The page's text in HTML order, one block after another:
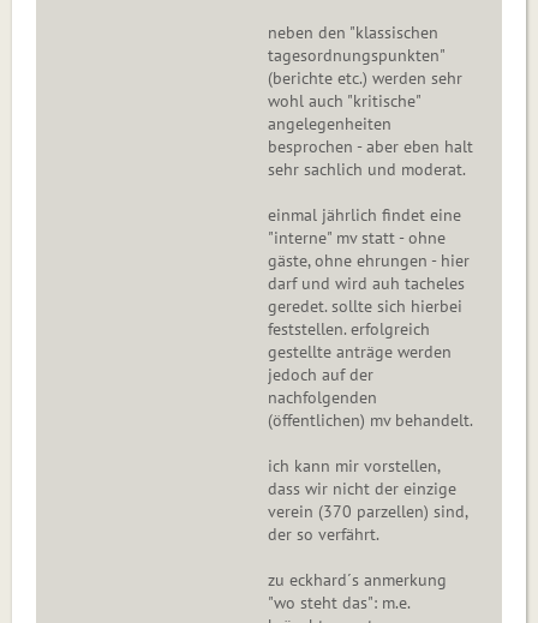
neben den "klassischen
tagesordnungspunkten"
(berichte etc.) werden sehr
wohl auch "kritische"
angelegenheiten
besprochen - aber eben halt
sehr sachlich und moderat.
einmal jährlich findet eine
"interne" mv statt - ohne
gäste, ohne ehrungen - hier
darf und wird auh tacheles
geredet. sollte sich hierbei
feststellen. erfolgreich
gestellte anträge werden
jedoch auf der
nachfolgenden
(öffentlichen) mv behandelt.
ich kann mir vorstellen,
dass wir nicht der einzige
verein (370 parzellen) sind,
der so verfährt.
zu eckhard´s anmerkung
"wo steht das": m.e.